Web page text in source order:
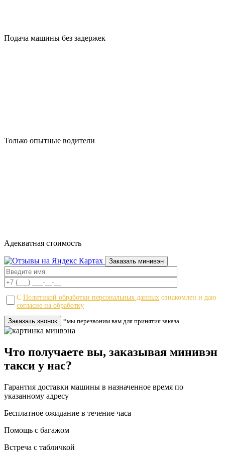
Подача машины без задержек
Только опытные водители
Адекватная стоимость
Заказать минивэн
С Политикой обработки персональных данных ознакомлен и даю
согласие на обработку
*мы перезвоним вам для принятия заказа
Что получаете вы, заказывая минивэн
такси у нас?
Гарантия доставки машины в назначенное время по
указанному адресу
Бесплатное ожидание в течение часа
Помощь с багажом
Встреча с табличкой